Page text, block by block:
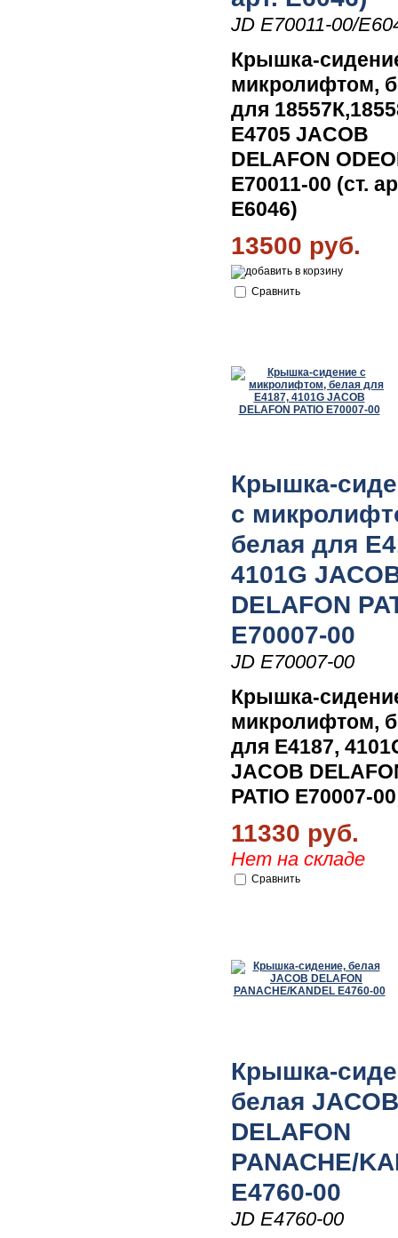
JD E70011-00/
Крышка-
микролифтом,
для
E4705 JACOB
DELAFON
E70011-00 (ст.
E6046)
13500 руб.
Сравнить
Крышка-
с
белая для
4101G
DELAFON
E70007-00
JD E70007-00
Крышка-
микролифтом,
для E4187,
JACOB
PATIO E70007-00
11330 руб.
Нет на складе
Сравнить
Крышка-
белая JACOB
DELAFON
PANACHE/
E4760-00
JD E4760-00